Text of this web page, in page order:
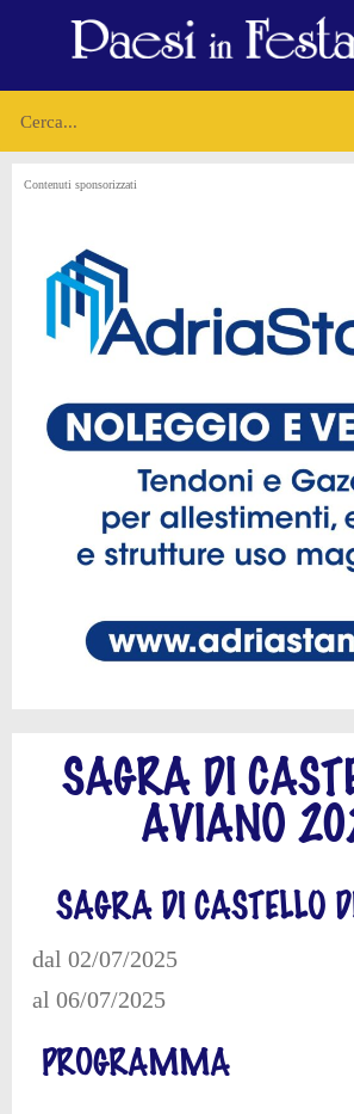
Contenuti sponsorizzati
SAGRA DI
AVIANO
SAGRA DI CASTELLO
dal 02/07/2025
al 06/07/2025
PROGRAMMA